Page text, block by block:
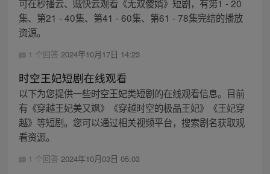
可在秒播云、贼快云观看《无双傻婿》短剧，有第1 - 20
集、第21 - 40集、第41 - 60集、第61 - 78集完结的播放
资源。
1 个回答 2024年10月17日 14:23
时空王妃短剧在线观看
以下为您提供一些时空王妃类短剧的在线观看信息。目前
有《穿越王妃美又飒》《穿越时空的极品王妃》《王妃穿
越》等短剧。您可以通过相关视频平台，搜索剧名获取观
看资源。
1 个回答 2024年10月03日 05:03